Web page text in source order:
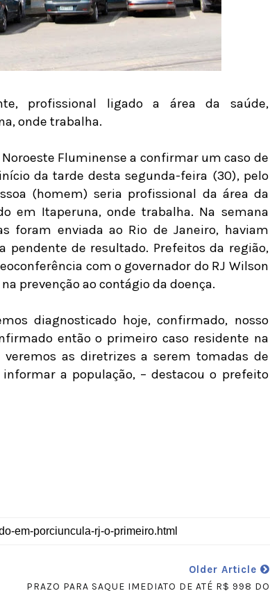
profissional ligado a área da saúde,
onde trabalha.
Fluminense a confirmar um caso de
da tarde desta segunda-feira (30), pelo
(homem) seria profissional da área da
em Itaperuna, onde trabalha. Na semana
foram enviada ao Rio de Janeiro, haviam
pendente de resultado. Prefeitos da região,
com o governador do RJ Wilson
prevenção ao contágio da doença.
diagnosticado hoje, confirmado, nosso
então o primeiro caso residente na
as diretrizes a serem tomadas de
a população, – destacou o prefeito
Older Article
PRAZO PARA SAQUE IMEDIATO DE ATÉ R$ 998 DO